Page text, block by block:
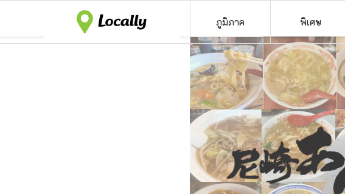
ภูมิภาค พิเศษ